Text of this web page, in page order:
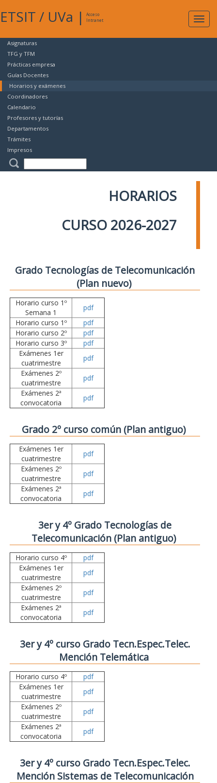
ETSIT / UVa |
Acceso
Intranet
Asignaturas
TFG y TFM
Prácticas empresa
Guías Docentes
Horarios y exámenes
Coordinadores
Calendario
Profesores y tutorías
Departamentos
Trámites
Impresos
HORARIOS
CURSO 2026-2027
Grado Tecnologías de Telecomunicación
(Plan nuevo)
Horario curso 1º
Semana 1
pdf
Horario curso 1º
pdf
Horario curso 2º
pdf
Horario curso 3º
pdf
Exámenes 1er
cuatrimestre
pdf
Exámenes 2º
cuatrimestre
pdf
Exámenes 2ª
convocatoria
pdf
Grado 2º curso común (Plan antiguo)
Exámenes 1er
cuatrimestre
pdf
Exámenes 2º
cuatrimestre
pdf
Exámenes 2ª
convocatoria
pdf
3er y 4º Grado Tecnologías de
Telecomunicación (Plan antiguo)
Horario curso 4º
pdf
Exámenes 1er
cuatrimestre
pdf
Exámenes 2º
cuatrimestre
pdf
Exámenes 2ª
convocatoria
pdf
3er y 4º curso Grado Tecn.Espec.Telec.
Mención Telemática
Horario curso 4º
pdf
Exámenes 1er
cuatrimestre
pdf
Exámenes 2º
cuatrimestre
pdf
Exámenes 2ª
convocatoria
pdf
3er y 4º curso Grado Tecn.Espec.Telec.
Mención Sistemas de Telecomunicación